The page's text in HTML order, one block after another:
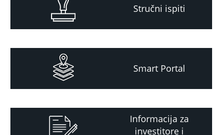
Stručni ispiti
Smart Portal
Informacija za
investitore i